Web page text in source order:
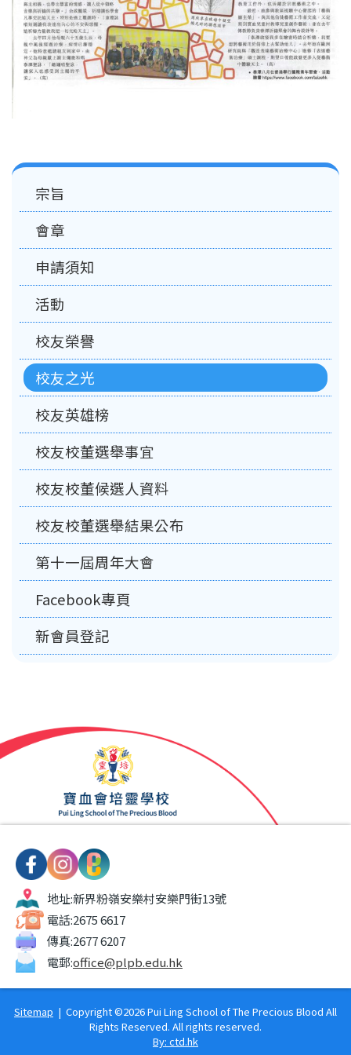
Main
navigation
宗旨
會章
申請須知
活動
校友榮譽
校友之光
校友英雄榜
校友校董選舉事宜
校友校董候選人資料
校友校董選舉結果公布
第十一屆周年大會
Facebook專頁
新會員登記
地址:新界粉嶺安樂村安樂門街13號
電話:2675 6617
傳真:2677 6207
電郵:office@plpb.edu.hk
Sitemap | Copyright ©2026 Pui Ling School of The Precious Blood All
Rights Reserved. All rights reserved.
By: ctd.hk